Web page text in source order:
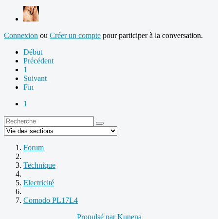
Connexion ou Créer un compte pour participer à la conversation.
Début
Précédent
1
Suivant
Fin
1
Forum
Technique
Electricité
Comodo PL17L4
Propulsé parKunena